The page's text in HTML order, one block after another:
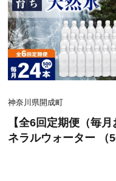
神奈川県開成町
【全6回定期便（毎
ネラルウォーター （
×1箱 ラベルレス